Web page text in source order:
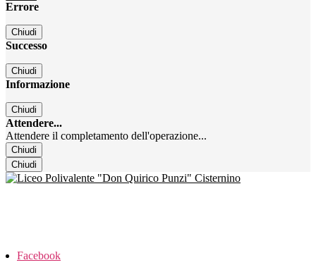
Errore
Chiudi
Successo
Chiudi
Informazione
Chiudi
Attendere...
Attendere il completamento dell'operazione...
Chiudi
Chiudi
Facebook